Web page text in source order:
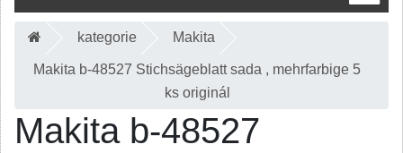
kategorie Makita
Makita b-48527 Stichsägeblatt sada , mehrfarbige 5
ks originál
Makita b-48527